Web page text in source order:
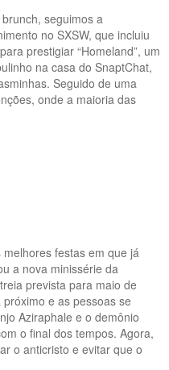
seguimos a
no SXSW, que incluiu
prestigiar “Homeland”, um
na casa do SnaptChat,
Seguido de uma
onde a maioria das
festas em que já
a nova minissérie da
prevista para maio de
e as pessoas se
Aziraphale e o demônio
o final dos tempos. Agora,
o anticristo e evitar que o